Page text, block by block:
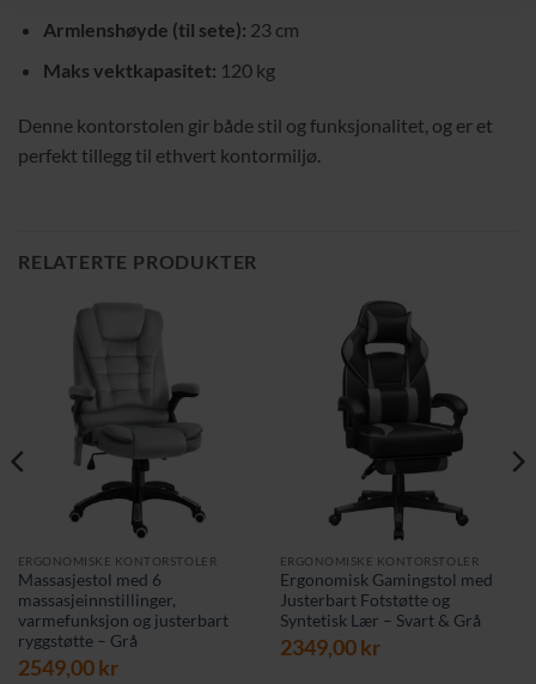
Armlenshøyde (til sete): 23 cm
Maks vektkapasitet: 120 kg
Denne kontorstolen gir både stil og funksjonalitet, og er et
perfekt tillegg til ethvert kontormiljø.
RELATERTE PRODUKTER
ERGONOMISKE KONTORSTOLER
Massasjestol med 6
massasjeinnstillinger,
varmefunksjon og justerbart
ryggstøtte – Grå
2549,00kr
ERGONOMISKE KONTORSTOLER
Ergonomisk Gamingstol med
Justerbart Fotstøtte og
Syntetisk Lær – Svart & Grå
2349,00kr